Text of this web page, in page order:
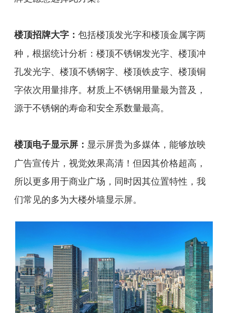
楼顶招牌大字： 包括楼顶发光字和楼顶金属字两
种，根据统计分析：楼顶不锈钢发光字、楼顶冲
孔发光字、楼顶不锈钢字、楼顶铁皮字、楼顶铜
字依次用量排序。材质上不锈钢用量最为普及，
源于不锈钢的寿命和安全系数量最高。
楼顶电子显示屏： 显示屏贵为多媒体，能够放映
广告宣传片，视觉效果高清！但因其价格超高，
所以更多用于商业广场，同时因其位置特性，我
们常见的多为大楼外墙显示屏。